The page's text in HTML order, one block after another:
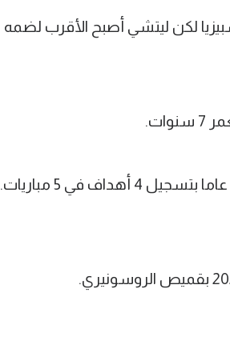
لكن ليتشي أصبح الأقرب لضمه
وساهم الإيطالي اليافع في فوز إيطاليا بلقب أوروبا تحت 17 عاما بتسجيل 4 أهداف في 5 مباريات.